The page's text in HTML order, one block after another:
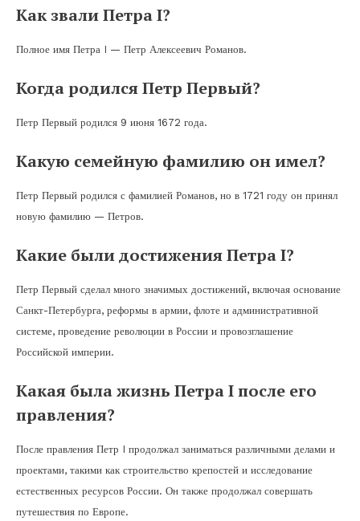
Как звали Петра I?
Полное имя Петра I — Петр Алексеевич Романов.
Когда родился Петр Первый?
Петр Первый родился 9 июня 1672 года.
Какую семейную фамилию он имел?
Петр Первый родился с фамилией Романов, но в 1721 году он принял
новую фамилию — Петров.
Какие были достижения Петра I?
Петр Первый сделал много значимых достижений, включая основание
Санкт-Петербурга, реформы в армии, флоте и административной
системе, проведение революции в России и провозглашение
Российской империи.
Какая была жизнь Петра I после его
правления?
После правления Петр I продолжал заниматься различными делами и
проектами, такими как строительство крепостей и исследование
естественных ресурсов России. Он также продолжал совершать
путешествия по Европе.